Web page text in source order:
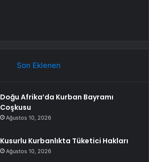
Son Eklenen
Doğu Afrika’da Kurban Bayramı
Coşkusu
Ağustos 10, 2026
Kusurlu Kurbanlıkta Tüketici Hakları
Ağustos 10, 2026